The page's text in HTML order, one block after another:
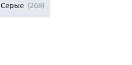
Серые (268)